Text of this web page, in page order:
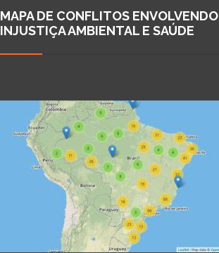
MAPA DE CONFLITOS ENVOLVENDO
INJUSTIÇA AMBIENTAL E SAÚDE